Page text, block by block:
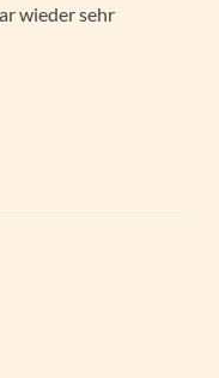
wieder sehr